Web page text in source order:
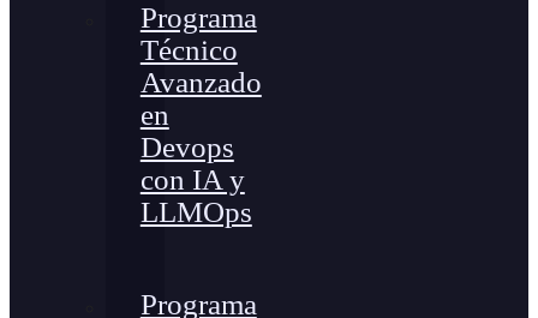
Programa
Técnico
Avanzado
en
Devops
con IA y
LLMOps
Programa